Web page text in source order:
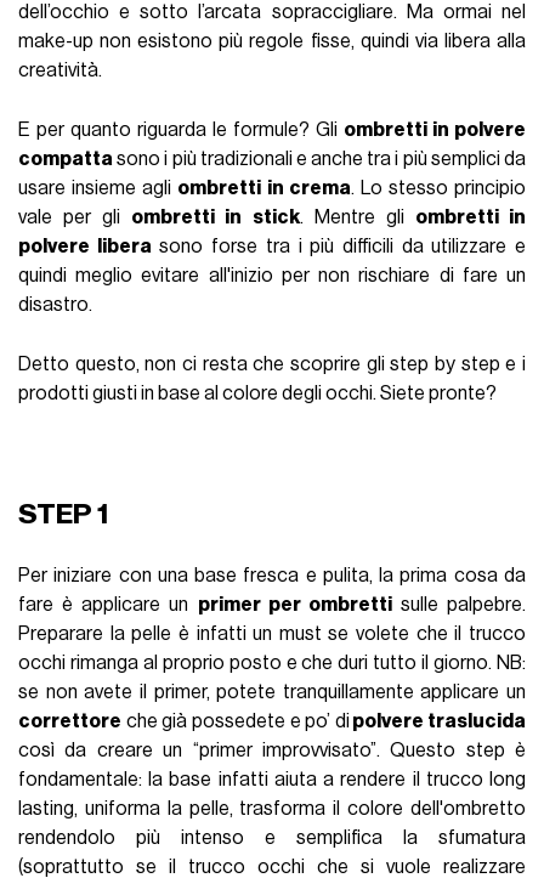
dell’occhio e sotto l’arcata sopraccigliare. Ma ormai nel
make-up non esistono più regole fisse, quindi via libera alla
creatività.
E per quanto riguarda le formule? Gli ombretti in polvere
compatta sono i più tradizionali e anche tra i più semplici da
usare insieme agli ombretti in crema. Lo stesso principio
vale per gli ombretti in stick. Mentre gli ombretti in
polvere libera sono forse tra i più difficili da utilizzare e
quindi meglio evitare all'inizio per non rischiare di fare un
disastro.
Detto questo, non ci resta che scoprire gli step by step e i
prodotti giusti in base al colore degli occhi. Siete pronte?
STEP 1
Per iniziare con una base fresca e pulita, la prima cosa da
fare è applicare un primer per ombrettisulle palpebre.
Preparare la pelle è infatti un must se volete che il trucco
occhi rimanga al proprio posto e che duri tutto il giorno. NB:
se non avete il primer, potete tranquillamente applicare un
correttore che già possedete e po’ di polvere traslucida
così da creare un “primer improvvisato”. Questo step è
fondamentale: la base infatti aiuta a rendere il trucco long
lasting, uniforma la pelle, trasforma il colore dell'ombretto
rendendolo più intenso e semplifica la sfumatura
(soprattutto se il trucco occhi che si vuole realizzare